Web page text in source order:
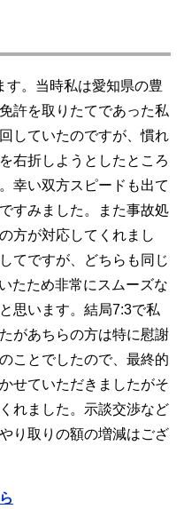
す。当時私は愛知県の豊
許を取りたてであった私
していたのですが、慣れ
右折しようとしたところ
幸い双方スピードも出て
すみました。また事故処
方が対応してくれまし
てですが、どちらも同じ
たため非常にスムーズな
思います。結局7:3で私
があちらの方は特に慰謝
ことでしたので、最終的
せていただきましたがそ
れました。示談交渉など
り取りの額の増減はござ